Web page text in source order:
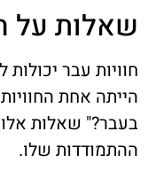
שאלות על
חוויות עבר
הייתה אחת
בעבר?" שאלות
ההתמודדות שלו.